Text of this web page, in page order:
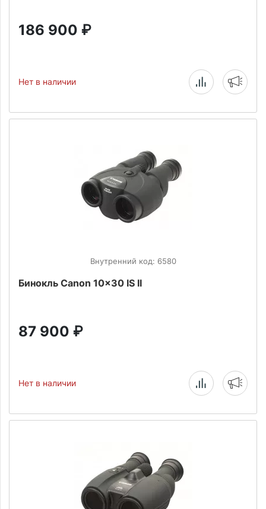
186 900 ₽
Нет в наличии
Внутренний код: 6580
Бинокль Canon 10x30 IS II
87 900 ₽
Нет в наличии